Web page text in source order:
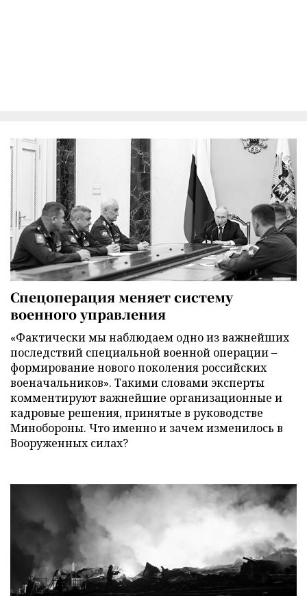
Спецоперация меняет систему
военного управления
«Фактически мы наблюдаем одно из важнейших
последствий специальной военной операции –
формирование нового поколения российских
военачальников». Такими словами эксперты
комментируют важнейшие организационные и
кадровые решения, принятые в руководстве
Минобороны. Что именно и зачем изменилось в
Вооруженных силах?